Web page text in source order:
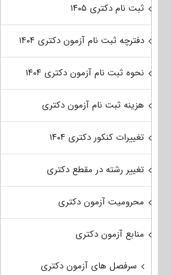
ثبت نام دکتری ۱۴۰۵
دفترچه ثبت نام آزمون دکتری ۱۴۰۴
نحوه ثبت نام آزمون دکتری ۱۴۰۴
هزینه ثبت نام آزمون دکتری
تغییرات کنکور دکتری ۱۴۰۴
تغییر رشته در مقطع دکتری
محرومیت آزمون دکتری
منابع آزمون دکتری
سرفصل های آزمون دکتری